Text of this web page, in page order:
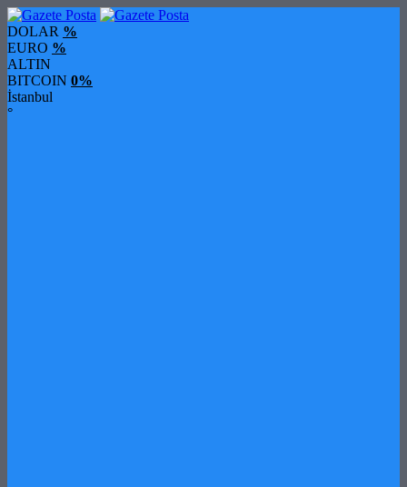
DOLAR %
EURO %
ALTIN
BITCOIN 0%
İstanbul
°